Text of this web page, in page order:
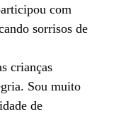
com
sorrisos de
crianças
Sou muito
de